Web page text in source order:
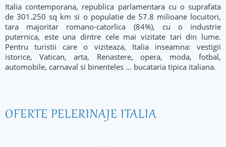
Italia contemporana, republica parlamentara cu o suprafata
de 301.250 sq km si o populatie de 57.8 milioane locuitori,
tara majoritar romano-catorlica (84%), cu o industrie
puternica, este una dintre cele mai vizitate tari din lume.
Pentru turistii care o viziteaza, Italia inseamna: vestigii
istorice, Vatican, arta, Renastere, opera, moda, fotbal,
automobile, carnaval si binenteles … bucataria tipica italiana.
OFERTE PELERINAJE ITALIA